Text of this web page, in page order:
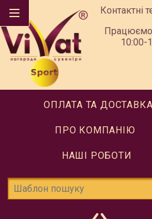
Контактні
Працюємо
10:00-
ОПЛАТА ТА ДОСТАВКА
ПРО КОМПАНІЮ
НАШІ РОБОТИ